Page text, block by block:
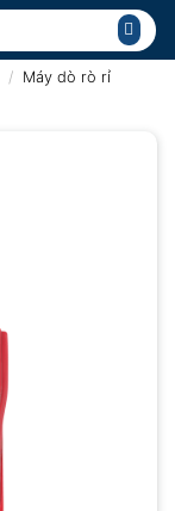
/ Máy dò rò rỉ